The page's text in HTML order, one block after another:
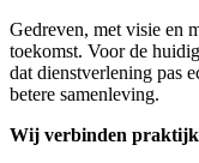
Gedreven, met visie en
toekomst. Voor de
dat dienstverlening pas
betere samenleving.
Wij verbinden praktijk